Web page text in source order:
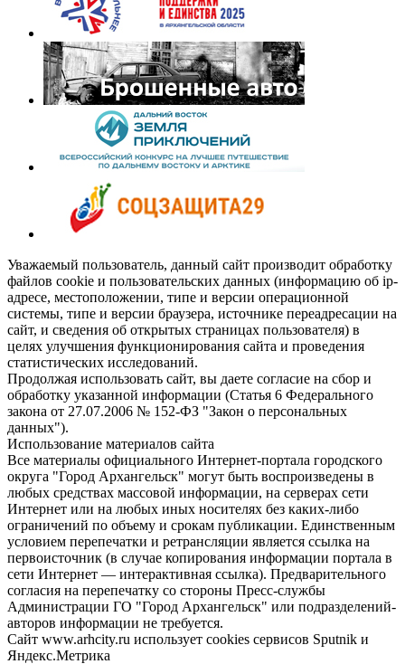
Уважаемый пользователь, данный сайт производит обработку
файлов cookie и пользовательских данных (информацию об ip-
адресе, местоположении, типе и версии операционной
системы, типе и версии браузера, источнике переадресации на
сайт, и сведения об открытых страницах пользователя) в
целях улучшения функционирования сайта и проведения
статистических исследований.
Продолжая использовать сайт, вы даете согласие на сбор и
обработку указанной информации (Статья 6 Федерального
закона от 27.07.2006 № 152-ФЗ "Закон о персональных
данных").
Использование материалов сайта
Все материалы официального Интернет-портала городского
округа "Город Архангельск" могут быть воспроизведены в
любых средствах массовой информации, на серверах сети
Интернет или на любых иных носителях без каких-либо
ограничений по объему и срокам публикации. Единственным
условием перепечатки и ретрансляции является ссылка на
первоисточник (в случае копирования информации портала в
сети Интернет — интерактивная ссылка). Предварительного
согласия на перепечатку со стороны Пресс-службы
Администрации ГО "Город Архангельск" или подразделений-
авторов информации не требуется.
Сайт www.arhcity.ru использует cookies сервисов Sputnik и
Яндекс.Метрика